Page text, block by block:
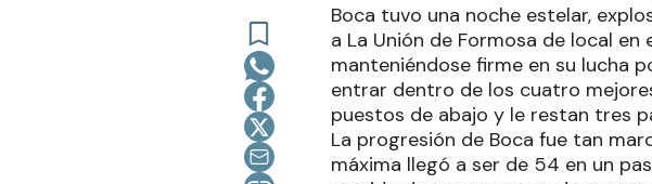
Boca tuvo una noche estelar,
a La Unión de Formosa de local en
manteniéndose firme en su lucha
entrar dentro de los cuatro
puestos de abajo y le restan tres
La progresión de Boca fue tan
máxima llegó a ser de 54 en un